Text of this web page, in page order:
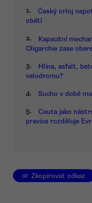
1.
Český orloj
obětí
2.
Kapacitní
Oligarchie zase
3.
Hlína, asfalt,
velodromu?
4. Sucho v době
5.
Ceuta jako
pravice rozděluje
Zkopírovat odkaz